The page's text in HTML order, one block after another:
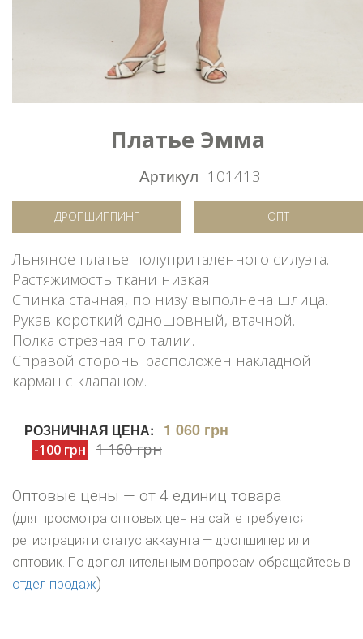
Платье Эмма
Артикул 101413
ДРОПШИППИНГ ОПТ
Льняное платье полуприталенного силуэта.
Растяжимость ткани низкая.
Спинка стачная, по низу выполнена шлица.
Рукав короткий одношовный, втачной.
Полка отрезная по талии.
Справой стороны расположен накладной
карман с клапаном.
РОЗНИЧНАЯ ЦЕНА: 1 060 грн
-100 грн 1 160 грн
Оптовые цены — от 4 единиц товара
(для просмотра оптовых цен на сайте требуется
регистрация и статус аккаунта — дропшипер или
оптовик. По дополнительным вопросам обращайтесь в
отдел продаж)